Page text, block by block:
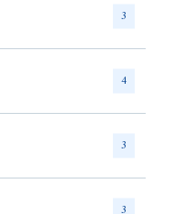
3
4
3